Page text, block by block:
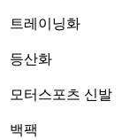
트레이닝화
등산화
모터스포츠 신발
백팩